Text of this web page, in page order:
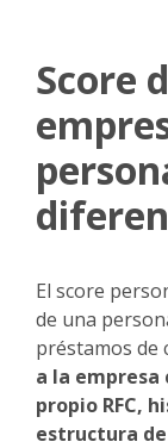
Score
El score
de una
préstamos de
a la empresa
propio RFC,
estructura